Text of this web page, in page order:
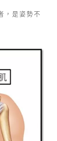
，是姿勢不